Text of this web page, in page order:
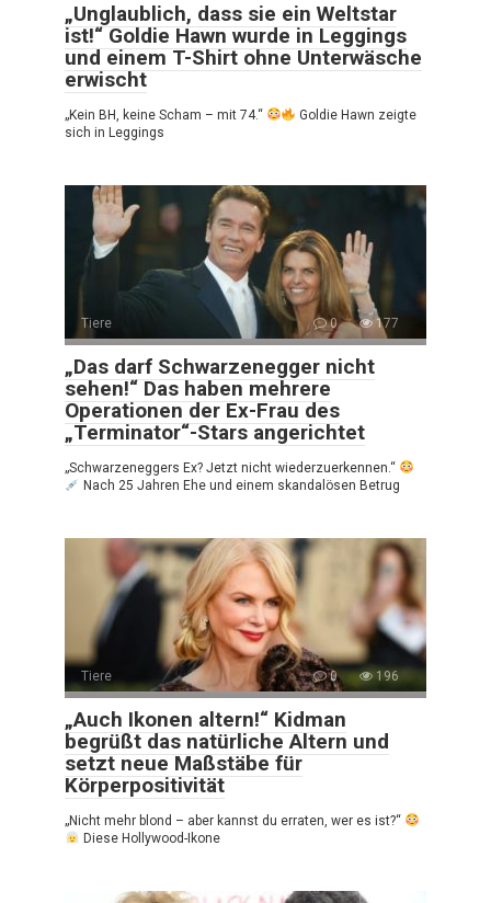
„Unglaublich, dass sie ein Weltstar
ist!“ Goldie Hawn wurde in Leggings
und einem T-Shirt ohne Unterwäsche
erwischt
„Kein BH, keine Scham – mit 74.“
Goldie Hawn zeigte
sich in Leggings
Tiere 0 177
„Das darf Schwarzenegger nicht
sehen!“ Das haben mehrere
Operationen der Ex-Frau des
„Terminator“-Stars angerichtet
„Schwarzeneggers Ex? Jetzt nicht wiederzuerkennen.“
Nach 25 Jahren Ehe und einem skandalösen Betrug
Tiere 0 196
„Auch Ikonen altern!“ Kidman
begrüßt das natürliche Altern und
setzt neue Maßstäbe für
Körperpositivität
„Nicht mehr blond – aber kannst du erraten, wer es ist?“
Diese Hollywood-Ikone